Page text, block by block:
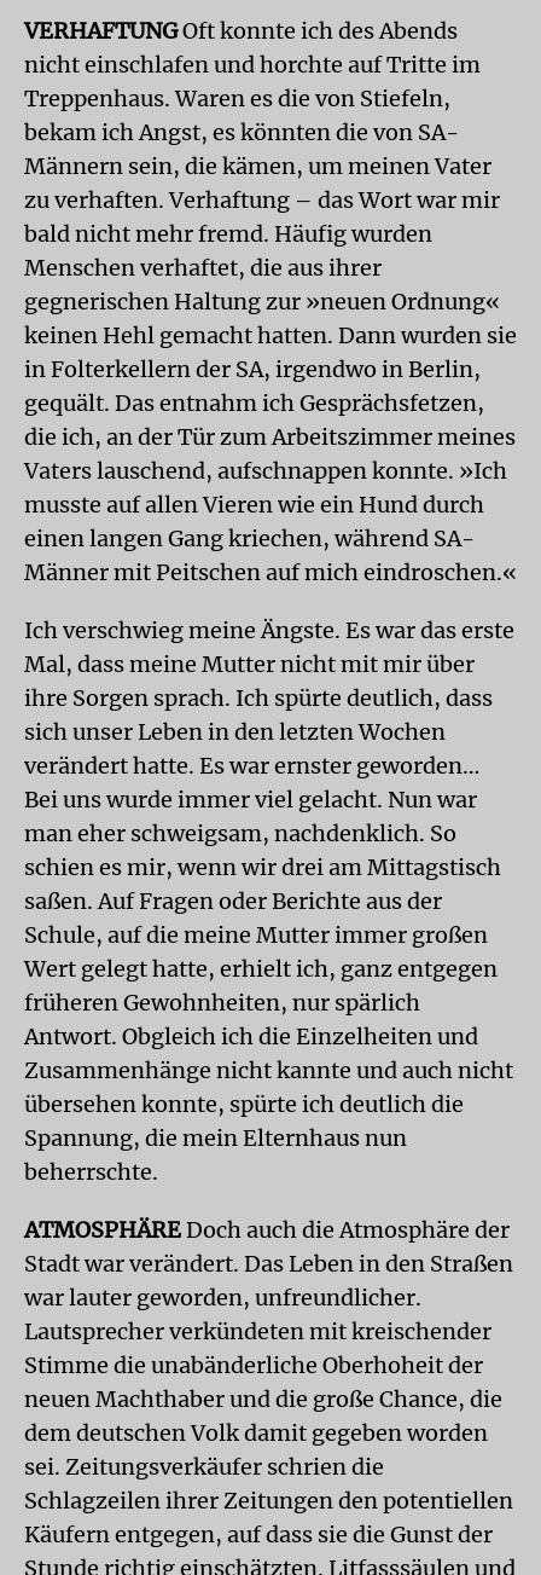
VERHAFTUNGOft konnte ich des Abends
nicht einschlafen und horchte auf Tritte im
Treppenhaus. Waren es die von Stiefeln,
bekam ich Angst, es könnten die von SA-
Männern sein, die kämen, um meinen Vater
zu verhaften. Verhaftung – das Wort war mir
bald nicht mehr fremd. Häufig wurden
Menschen verhaftet, die aus ihrer
gegnerischen Haltung zur »neuen Ordnung«
keinen Hehl gemacht hatten. Dann wurden sie
in Folterkellern der SA, irgendwo in Berlin,
gequält. Das entnahm ich Gesprächsfetzen,
die ich, an der Tür zum Arbeitszimmer meines
Vaters lauschend, aufschnappen konnte. »Ich
musste auf allen Vieren wie ein Hund durch
einen langen Gang kriechen, während SA-
Männer mit Peitschen auf mich eindroschen.«
Ich verschwieg meine Ängste. Es war das erste
Mal, dass meine Mutter nicht mit mir über
ihre Sorgen sprach. Ich spürte deutlich, dass
sich unser Leben in den letzten Wochen
verändert hatte. Es war ernster geworden…
Bei uns wurde immer viel gelacht. Nun war
man eher schweigsam, nachdenklich. So
schien es mir, wenn wir drei am Mittagstisch
saßen. Auf Fragen oder Berichte aus der
Schule, auf die meine Mutter immer großen
Wert gelegt hatte, erhielt ich, ganz entgegen
früheren Gewohnheiten, nur spärlich
Antwort. Obgleich ich die Einzelheiten und
Zusammenhänge nicht kannte und auch nicht
übersehen konnte, spürte ich deutlich die
Spannung, die mein Elternhaus nun
beherrschte.
ATMOSPHÄREDoch auch die Atmosphäre der
Stadt war verändert. Das Leben in den Straßen
war lauter geworden, unfreundlicher.
Lautsprecher verkündeten mit kreischender
Stimme die unabänderliche Oberhoheit der
neuen Machthaber und die große Chance, die
dem deutschen Volk damit gegeben worden
sei. Zeitungsverkäufer schrien die
Schlagzeilen ihrer Zeitungen den potentiellen
Käufern entgegen, auf dass sie die Gunst der
Stunde richtig einschätzten. Litfasssäulen und